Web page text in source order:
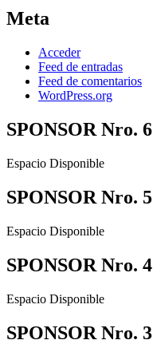
Meta
Acceder
Feed de entradas
Feed de comentarios
WordPress.org
SPONSOR Nro. 6
Espacio Disponible
SPONSOR Nro. 5
Espacio Disponible
SPONSOR Nro. 4
Espacio Disponible
SPONSOR Nro. 3